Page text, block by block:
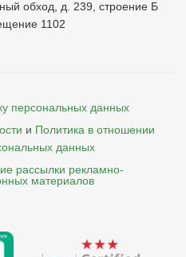
обход, д. 239, строение Б
1102
персональных данных
и Политика в отношении
данных
рассылки рекламно-
материалов